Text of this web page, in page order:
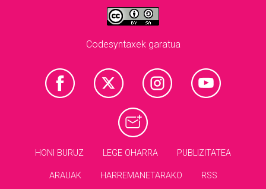
Codesyntaxek garatua
HONI BURUZ LEGE OHARRA PUBLIZITATEA
ARAUAK HARREMANETARAKO RSS